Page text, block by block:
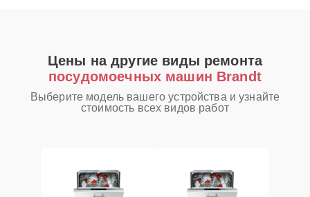
Цены на другие виды ремонта
посудомоечных машин Brandt
Выберите модель вашего устройства и узнайте
стоимость всех видов работ